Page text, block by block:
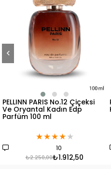
Pellinn Paris No.13 Şekerli
Kadın EDP Parfüm 100 ml
★★★★★
9
₺1.946,50
₺2.290,00